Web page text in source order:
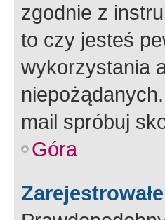
zgodnie z
to czy jesteś
wykorzystania
mail spróbuj
Góra